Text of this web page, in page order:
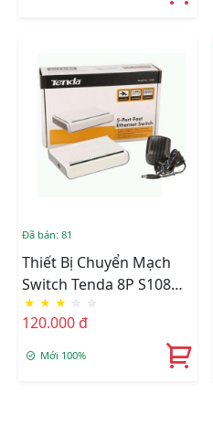
Đã bán: 81
Thiết Bị Chuyển Mạch
Switch Tenda 8P S108
(10/100MB)
★ ★ ★ ☆ ☆
120.000 đ
Mới 100%